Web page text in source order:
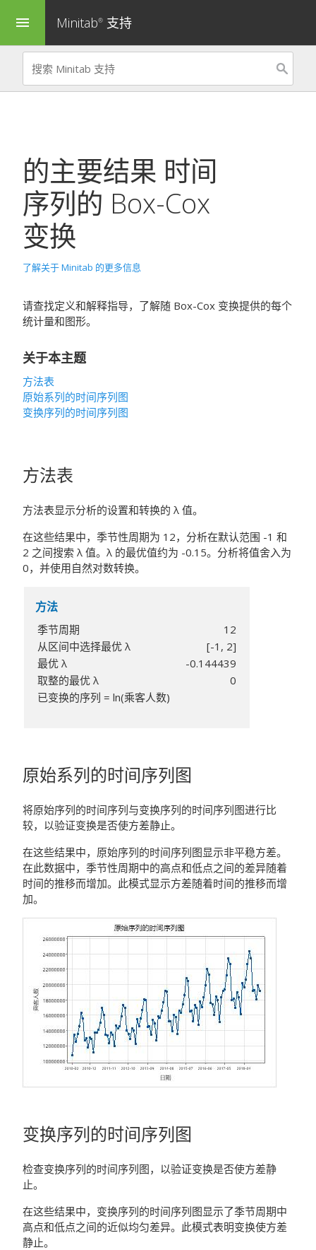
menu Minitab® 支持
的主要结果 时间
序列的 Box-Cox
变换
了解关于 Minitab 的更多信息
请查找定义和解释指导，了解随 Box-Cox 变换提供的每个
统计量和图形。
关于本主题
方法表
原始系列的时间序列图
变换序列的时间序列图
方法表
方法表显示分析的设置和转换的 λ 值。
在这些结果中，季节性周期为 12，分析在默认范围 -1 和
2 之间搜索 λ 值。λ 的最优值约为 -0.15。分析将值舍入为
0，并使用自然对数转换。
方法
季节周期
12
从区间中选择最优 λ
[-1, 2]
最优 λ
-0.144439
取整的最优 λ
0
已变换的序列 = ln(乘客人数)
原始系列的时间序列图
将原始序列的时间序列与变换序列的时间序列图进行比
较，以验证变换是否使方差静止。
在这些结果中，原始序列的时间序列图显示非平稳方差。
在此数据中，季节性周期中的高点和低点之间的差异随着
时间的推移而增加。此模式显示方差随着时间的推移而增
加。
变换序列的时间序列图
检查变换序列的时间序列图，以验证变换是否使方差静
止。
在这些结果中，变换序列的时间序列图显示了季节周期中
高点和低点之间的近似均匀差异。此模式表明变换使方差
静止。